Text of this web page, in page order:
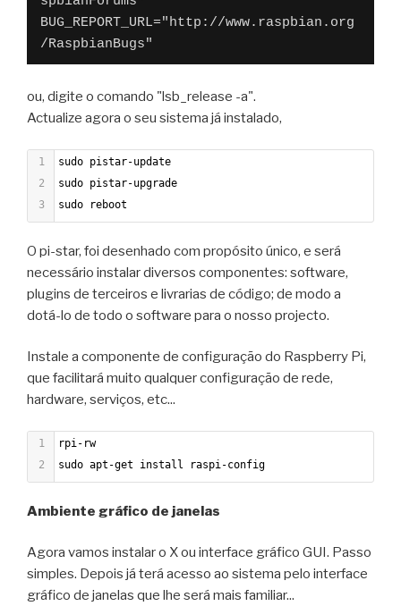
BUG_REPORT_URL="http://www.raspbian.org
/RaspbianBugs"
ou, digite o comando "lsb_release -a".
Actualize agora o seu sistema já instalado,
1
sudo pistar-update
2
sudo pistar-upgrade
3
sudo reboot
O pi-star, foi desenhado com propósito único, e será
necessário instalar diversos componentes: software,
plugins de terceiros e livrarias de código; de modo a
dotá-lo de todo o software para o nosso projecto.
Instale a componente de configuração do Raspberry Pi,
que facilitará muito qualquer configuração de rede,
hardware, serviços, etc...
1
rpi-rw
2
sudo apt-get install raspi-config
Ambiente gráfico de janelas
Agora vamos instalar o X ou interface gráfico GUI. Passo
simples. Depois já terá acesso ao sistema pelo interface
gráfico de janelas que lhe será mais familiar...